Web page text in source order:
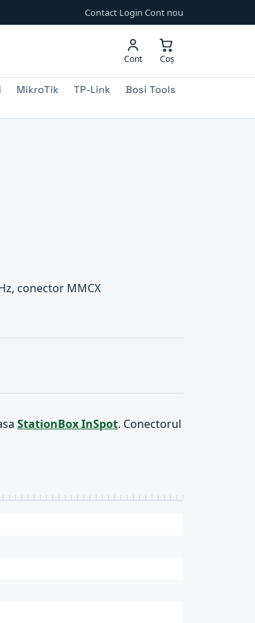
Contact·Login·Cont nou
Cont Coș
MikroTik TP-Link
Bosi Tools
conector MMCX
StationBox InSpot. Conectorul